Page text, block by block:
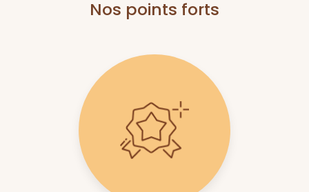
Nos points forts